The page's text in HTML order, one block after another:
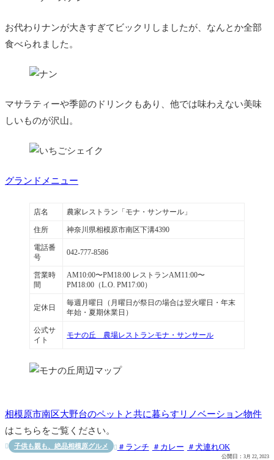
お代わりナンが大きすぎてビックリしましたが、なんとか全部
食べられました。
マサラティーや季節のドリンクもあり、他では味わえない美味
しいものが沢山。
グランドメニュー
店名 農家レストラン「モナ・サンサール」
住所 神奈川県相模原市南区下溝4390
電話番
号
042-777-8586
営業時
間
AM10:00〜PM18:00 レストランAM11:00〜
PM18:00（L.O. PM17:00）
定休日
毎週月曜日（月曜日が祭日の場合は翌火曜日・年末
年始・夏期休業日）
公式サ
イト
モナの丘 農場レストランモナ・サンサール
相模原市南区大野台のペットと共に暮らすリノベーション物件
はこちらをご覧ください。
 子供も親も、絶品相模原グルメ  ランチ カレー 犬連れOK
公開日： 3月 22, 2023